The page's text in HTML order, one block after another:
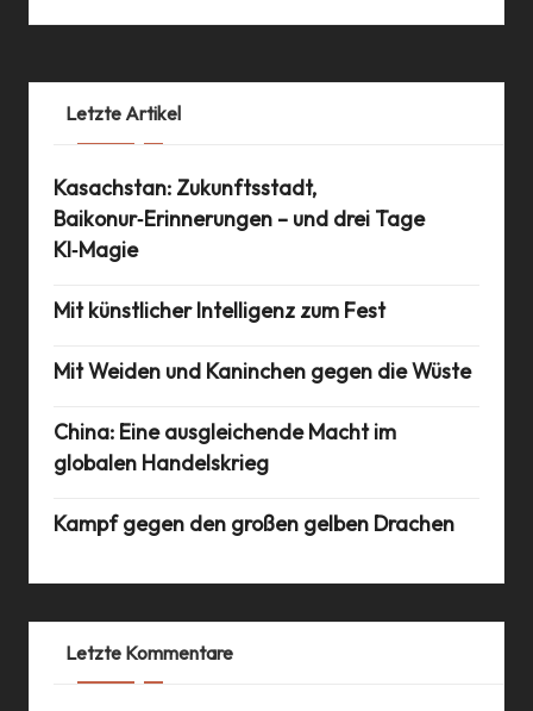
Letzte Artikel
Kasachstan: Zukunftsstadt,
Baikonur‑Erinnerungen – und drei Tage
KI‑Magie
Mit künstlicher Intelligenz zum Fest
Mit Weiden und Kaninchen gegen die Wüste
China: Eine ausgleichende Macht im
globalen Handelskrieg
Kampf gegen den großen gelben Drachen
Letzte Kommentare